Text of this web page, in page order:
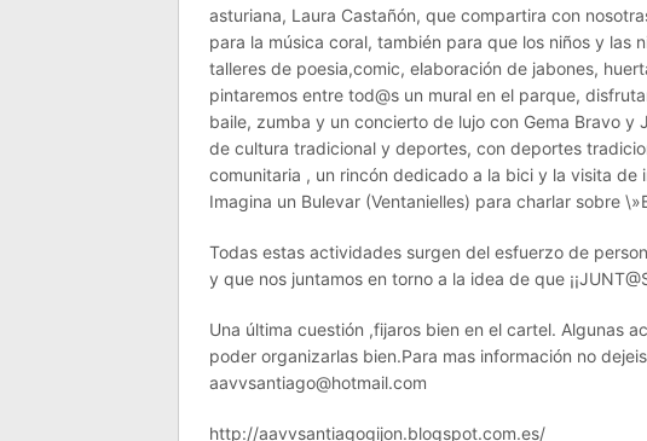
asturiana, Laura Castañón, que compartira con
para la música coral, también para que los niños y las
talleres de poesia,comic, elaboración de jabones,
pintaremos entre tod@s un mural en el parque,
baile, zumba y un concierto de lujo con Gema Bravo
de cultura tradicional y deportes, con deportes
comunitaria , un rincón dedicado a la bici y la visita de
Imagina un Bulevar (Ventanielles) para charlar sobre
Todas estas actividades surgen del esfuerzo de
y que nos juntamos en torno a la idea de que
Una última cuestión ,fijaros bien en el cartel. Algunas
poder organizarlas bien.Para mas información no
aavvsantiago@hotmail.com
http://aavvsantiagogijon.blogspot.com.es/